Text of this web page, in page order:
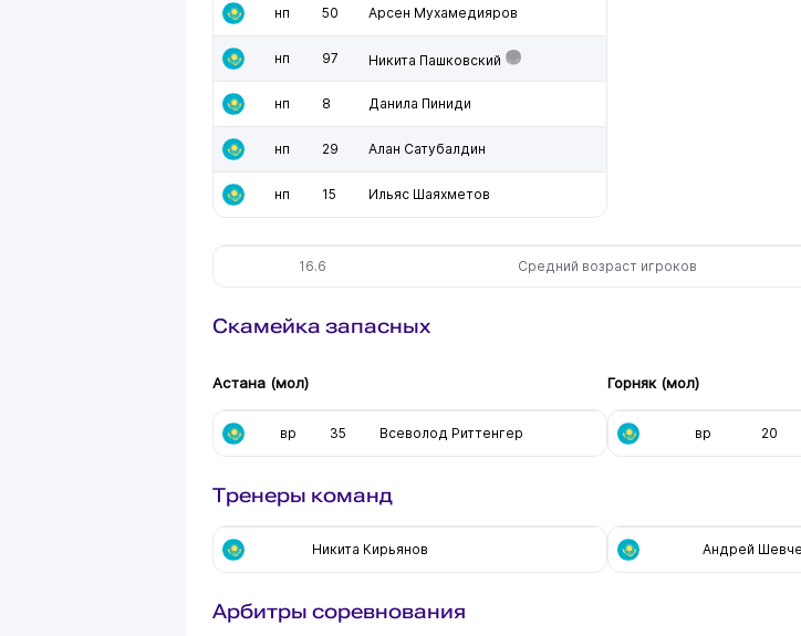
нп 50 Арсен Мухамедияров
нп 97 Никита Пашковский
нп 8 Данила Пиниди
нп 29 Алан Сатубалдин
нп 15 Ильяс Шаяхметов
16.6 Средний возраст игроков
Скамейка запасных
Астана (мол)
вр 35 Всеволод Риттенгер
Горняк (мол)
вр 20
Тренеры команд
Никита Кирьянов Андрей
Арбитры соревнования